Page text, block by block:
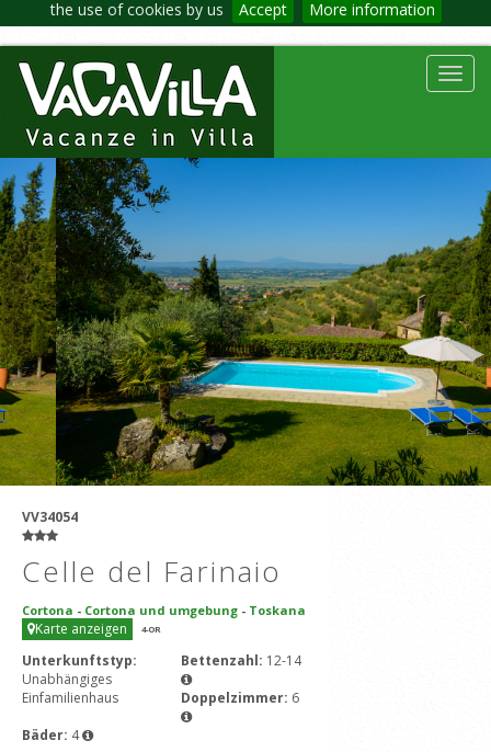
the use of cookies by us Accept More information
VV34054
Celle del Farinaio
Cortona - Cortona und umgebung - Toskana
Karte anzeigen 4-OR
Unterkunftstyp:
Unabhängiges
Einfamilienhaus
Bettenzahl: 12-14
Doppelzimmer: 6
Bäder: 4